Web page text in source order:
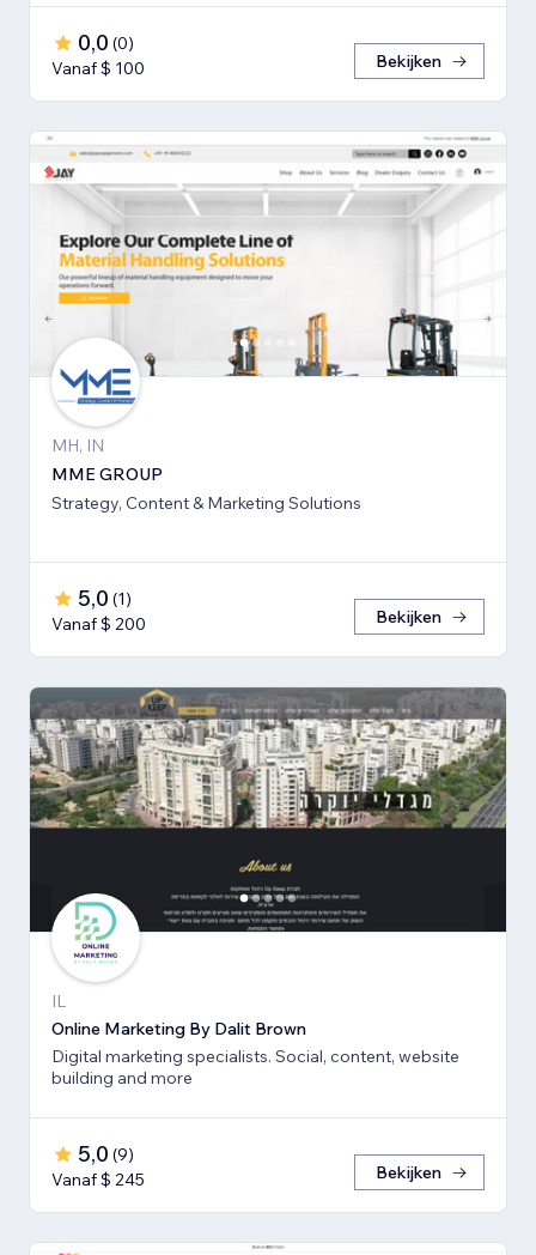
0,0 (0)
Vanaf $ 100
Bekijken
MH, IN
MME GROUP
Strategy, Content & Marketing Solutions
5,0 (1)
Vanaf $ 200
Bekijken
IL
Online Marketing By Dalit Brown
Digital marketing specialists. Social, content, website
building and more
5,0 (9)
Vanaf $ 245
Bekijken